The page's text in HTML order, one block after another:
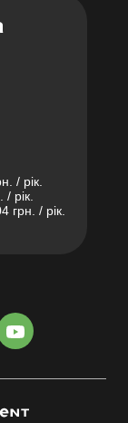
/ рік.
рік.
/ рік.